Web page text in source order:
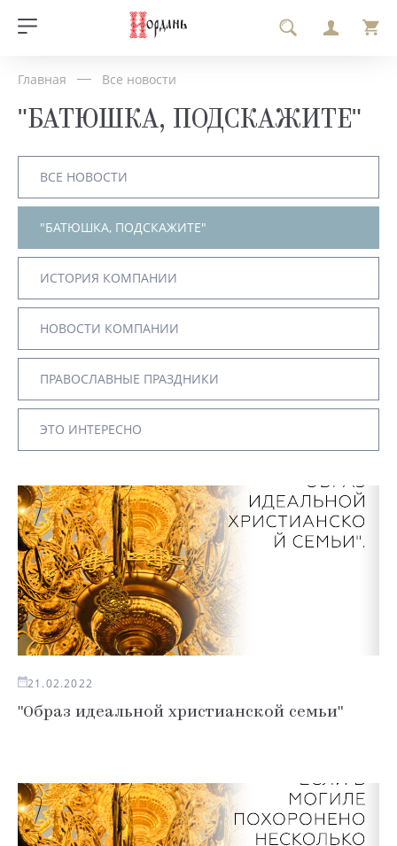
Главная Все новости
"БАТЮШКА, ПОДСКАЖИТЕ"
ВСЕ НОВОСТИ
"БАТЮШКА, ПОДСКАЖИТЕ"
ИСТОРИЯ КОМПАНИИ
НОВОСТИ КОМПАНИИ
ПРАВОСЛАВНЫЕ ПРАЗДНИКИ
ЭТО ИНТЕРЕСНО
21.02.2022
"Образ идеальной христианской семьи"